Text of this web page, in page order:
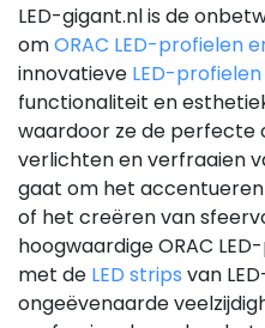
LED-gigant.nl is de
omORAC LED-profielen
innovatieve LED-profielen
functionaliteit en
waardoor ze de perfecte
verlichten en verfraaien
gaat om het
of het creëren van
hoogwaardige ORAC
met de LED strips van
ongeëvenaarde